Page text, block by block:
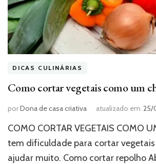
DICAS CULINÁRIAS
Como cortar vegetais como um
porDona de casa criativa atualizado em 25/
COMO CORTAR VEGETAIS COMO
tem dificuldade para cortar
ajudar muito. Como cortar repolho